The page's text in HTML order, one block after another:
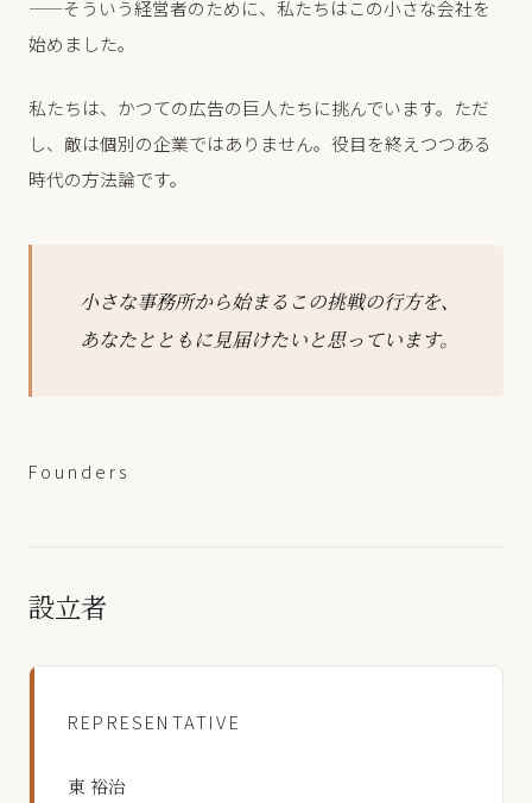
——そういう経営者のために、私たちはこの小さな会社を
始めました。
私たちは、かつての広告の巨人たちに挑んでいます。ただ
し、敵は個別の企業ではありません。役目を終えつつある
時代の方法論です。
小さな事務所から始まるこの挑戦の行方を、
あなたとともに見届けたいと思っています。
Founders
設立者
REPRESENTATIVE
東 裕治